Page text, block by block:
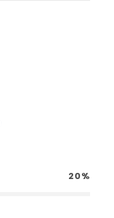
20%